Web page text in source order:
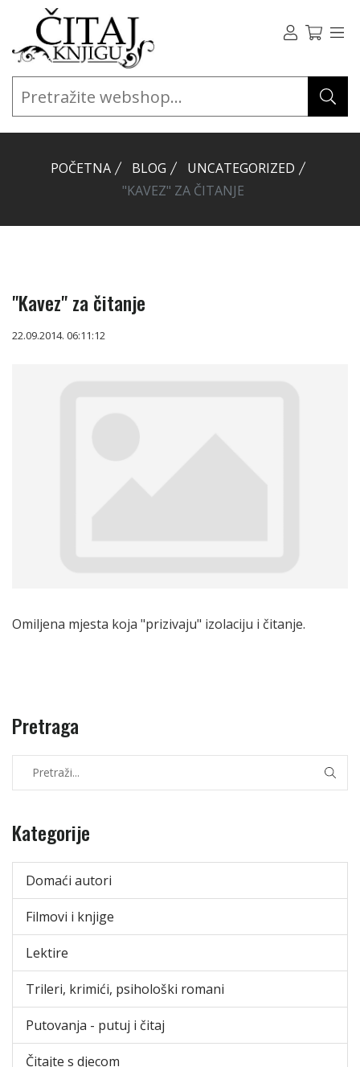
POČETNA BLOG
UNCATEGORIZED
"KAVEZ" ZA ČITANJE
"Kavez" za čitanje
22.09.2014. 06:11:12
Omiljena mjesta koja "prizivaju" izolaciju i čitanje.
Pretraga
Kategorije
Domaći autori
Filmovi i knjige
Lektire
Trileri, krimići, psihološki romani
Putovanja - putuj i čitaj
Čitajte s djecom